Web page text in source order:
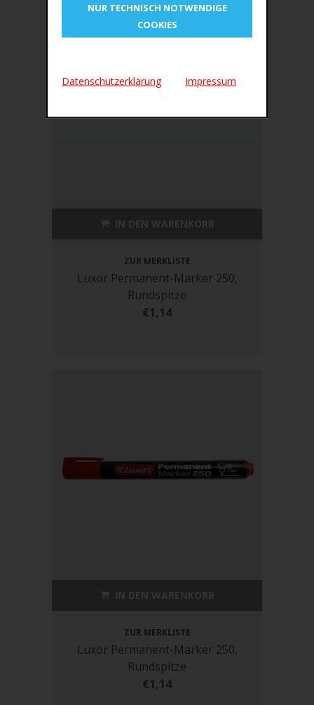
NUR TECHNISCH NOTWENDIGE
COOKIES
Datenschutzerklärung Impressum
ZUR MERKLISTE
Luxor Permanent-Marker 250,
Rundspitze
€1,14
ZUR MERKLISTE
Luxor Permanent-Marker 250,
Rundspitze
€1,14